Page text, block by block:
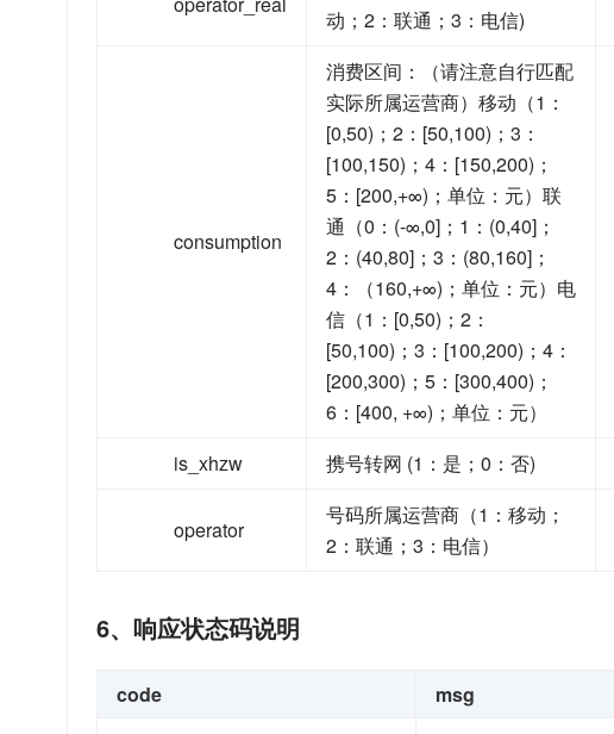
动；2：联通；3：电信)
consumption
消费区间：（请注意自行匹配
实际所属运营商）移动（1：
[0,50)；2：[50,100)；3：
[100,150)；4：[150,200)；
5：[200,+∞)；单位：元）联
通（0：(-∞,0]；1：(0,40]；
2：(40,80]；3：(80,160]；
4：（160,+∞)；单位：元）电
信（1：[0,50)；2：
[50,100)；3：[100,200)；4：
[200,300)；5：[300,400)；
6：[400, +∞)；单位：元）
is_xhzw 携号转网 (1：是；0：否)
operator
号码所属运营商（1：移动；
2：联通；3：电信）
6、响应状态码说明
code
msg